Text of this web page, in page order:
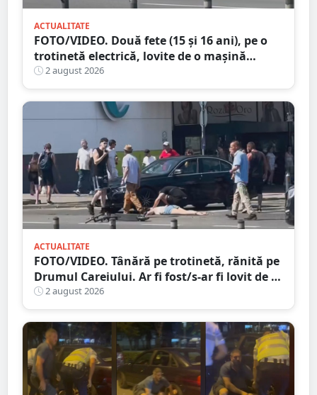
ACTUALITATE
FOTO/VIDEO. Două fete (15 și 16 ani), pe o
trotinetă electrică, lovite de o mașină
trotinetă lângă mall-ul NEPI
2 august 2026
ACTUALITATE
FOTO/VIDEO. Tânără pe trotinetă, rănită pe
Drumul Careiului. Ar fi fost/s-ar fi lovit de o
mașină
2 august 2026